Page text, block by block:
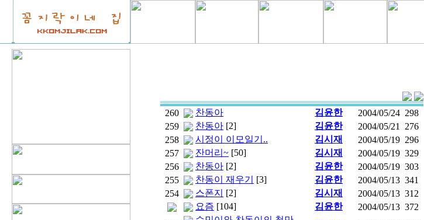
260 찬동아 김윤한 2004/05/24 298
259
찬동아 [2] 김윤한 2004/05/21
276
258
시정이 이모일기.. 김시재 2004/05/19 296
257
잔머리~ [50] 김시재 2004/05/19 329
256
찬동아 [2] 김윤한 2004/05/19 303
255
찬동이 재우기 [3] 김윤한 2004/05/13 341
254
스폰지 [2] 김시재 2004/05/13 312
요즘 [104] 김윤한 2004/05/13 372